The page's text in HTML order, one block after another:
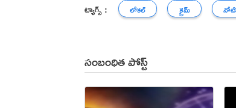
ట్యాగ్స్ : లోకల్ క్రైమ్
సంబంధిత పోస్ట్